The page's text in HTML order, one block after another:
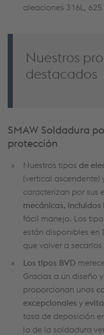
aleaciones 316L, 625
Nuestros
destacados
SMAW Soldadura
protección
Nuestros tipos de
(vertical ascendente)
caracterizan por sus
mecánicas, incluidos
fácil manejo. Los
están disponibles en
que volver a
Los tipos BVD
Gracias a un diseño
proporcionan unas
excepcionales y
tasa de deposición
la de la soldadura